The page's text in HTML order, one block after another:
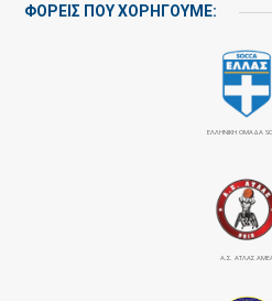
ΦΟΡΕΙΣ ΠΟΥ ΧΟΡΗΓΟΥΜΕ:
ΕΛΛΗΝΙΚΗ ΟΜΑΔΑ
Α.Σ. ΑΤΛΑΣ